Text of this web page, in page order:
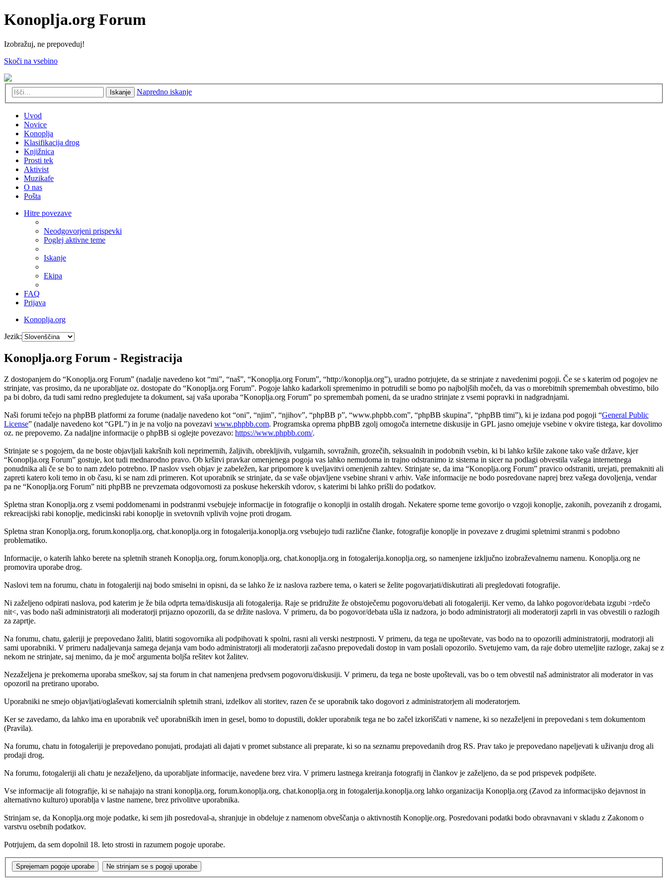
Konoplja.org Forum
Izobražuj, ne prepoveduj!
Skoči na vsebino
Iskanje Napredno iskanje
Uvod
Novice
Konoplja
Klasifikacija drog
Knjižnica
Prosti tek
Aktivist
Muzikafe
O nas
Pošta
Hitre povezave
Neodgovorjeni prispevki
Poglej aktivne teme
Iskanje
Ekipa
FAQ
Prijava
Konoplja.org
Jezik:
Konoplja.org Forum - Registracija
Z dostopanjem do “Konoplja.org Forum” (nadalje navedeno kot “mi”, “naš”, “Konoplja.org Forum”, “http://konoplja.org”), uradno potrjujete, da se strinjate z navedenimi pogoji. Če se s katerim od pogojev ne
strinjate, vas prosimo, da ne uporabljate oz. dostopate do “Konoplja.org Forum”. Pogoje lahko kadarkoli spremenimo in potrudili se bomo po najboljših močeh, da vas o morebitnih spremembah obvestimo, bilo
pa bi dobro, da tudi sami redno pregledujete ta dokument, saj vaša uporaba “Konoplja.org Forum” po spremembah pomeni, da se uradno strinjate z vsemi popravki in nadgradnjami.
Naši forumi tečejo na phpBB platformi za forume (nadalje navedeno kot “oni”, “njim”, “njihov”, “phpBB p”, “www.phpbb.com”, “phpBB skupina”, “phpBB timi”), ki je izdana pod pogoji “General Public
License” (nadalje navedeno kot “GPL”) in je na voljo na povezavi www.phpbb.com. Programska oprema phpBB zgolj omogoča internetne diskusije in GPL jasno omejuje vsebine v okvire tistega, kar dovolimo
oz. ne prepovemo. Za nadaljne informacije o phpBB si oglejte povezavo: https://www.phpbb.com/.
Strinjate se s pogojem, da ne boste objavljali kakršnih koli neprimernih, žaljivih, obrekljivih, vulgarnih, sovražnih, grozečih, seksualnih in podobnih vsebin, ki bi lahko kršile zakone tako vaše države, kjer
“Konoplja.org Forum” gostuje, kot tudi mednarodno pravo. Ob kršitvi pravkar omenjenega pogoja vas lahko nemudoma in trajno odstranimo iz sistema in sicer na podlagi obvestila vašega internetnega
ponudnika ali če se bo to nam zdelo potrebno. IP naslov vseh objav je zabeležen, kar pripomore k uveljavitvi omenjenih zahtev. Strinjate se, da ima “Konoplja.org Forum” pravico odstraniti, urejati, premakniti ali
zapreti katero koli temo in ob času, ki se nam zdi primeren. Kot uporabnik se strinjate, da se vaše objavljene vsebine shrani v arhiv. Vaše informacije ne bodo posredovane naprej brez vašega dovoljenja, vendar
pa ne “Konoplja.org Forum” niti phpBB ne prevzemata odgovornosti za poskuse hekerskih vdorov, s katerimi bi lahko prišli do podatkov.
Spletna stran Konoplja.org z vsemi poddomenami in podstranmi vsebujeje informacije in fotografije o konoplji in ostalih drogah. Nekatere sporne teme govorijo o vzgoji konoplje, zakonih, povezanih z drogami,
rekreacijski rabi konoplje, medicinski rabi konoplje in svetovnih vplivih vojne proti drogam.
Spletna stran Konoplja.org, forum.konoplja.org, chat.konoplja.org in fotogalerija.konoplja.org vsebujejo tudi različne članke, fotografije konoplje in povezave z drugimi spletnimi stranmi s podobno
problematiko.
Informacije, o katerih lahko berete na spletnih straneh Konoplja.org, forum.konoplja.org, chat.konoplja.org in fotogalerija.konoplja.org, so namenjene izključno izobraževalnemu namenu. Konoplja.org ne
promovira uporabe drog.
Naslovi tem na forumu, chatu in fotogaleriji naj bodo smiselni in opisni, da se lahko že iz naslova razbere tema, o kateri se želite pogovarjati/diskutirati ali pregledovati fotografije.
Ni zaželjeno odpirati naslova, pod katerim je že bila odprta tema/diskusija ali fotogalerija. Raje se pridružite že obstoječemu pogovoru/debati ali fotogaleriji. Ker vemo, da lahko pogovor/debata izgubi >rdečo
nit<, vas bodo naši administratorji ali moderatorji prijazno opozorili, da se držite naslova. V primeru, da bo pogovor/debata ušla iz nadzora, jo bodo administratorji ali moderatorji zaprli in vas obvestili o razlogih
za zaprtje.
Na forumu, chatu, galeriji je prepovedano žaliti, blatiti sogovornika ali podpihovati k spolni, rasni ali verski nestrpnosti. V primeru, da tega ne upoštevate, vas bodo na to opozorili administratorji, modratorji ali
sami uporabniki. V primeru nadaljevanja samega dejanja vam bodo administratorji ali moderatorji začasno prepovedali dostop in vam poslali opozorilo. Svetujemo vam, da raje dobro utemeljite razloge, zakaj se z
nekom ne strinjate, saj menimo, da je moč argumenta boljša rešitev kot žalitev.
Nezaželjena je prekomerna uporaba smeškov, saj sta forum in chat namenjena predvsem pogovoru/diskusiji. V primeru, da tega ne boste upoštevali, vas bo o tem obvestil naš administrator ali moderator in vas
opozoril na pretirano uporabo.
Uporabniki ne smejo objavljati/oglaševati komercialnih spletnih strani, izdelkov ali storitev, razen če se uporabnik tako dogovori z administratorjem ali moderatorjem.
Ker se zavedamo, da lahko ima en uporabnik več uporabniških imen in gesel, bomo to dopustili, dokler uporabnik tega ne bo začel izkoriščati v namene, ki so nezaželjeni in prepovedani s tem dokumentom
(Pravila).
Na forumu, chatu in fotogaleriji je prepovedano ponujati, prodajati ali dajati v promet substance ali preparate, ki so na seznamu prepovedanih drog RS. Prav tako je prepovedano napeljevati k uživanju drog ali
prodaji drog.
Na forumu, fotogaleriji ali chatu je nezaželjeno, da uporabljate informacije, navedene brez vira. V primeru lastnega kreiranja fotografij in člankov je zaželjeno, da se pod prispevek podpišete.
Vse informacije ali fotografije, ki se nahajajo na strani konoplja.org, forum.konoplja.org, chat.konoplja.org in fotogalerija.konoplja.org lahko organizacija Konoplja.org (Zavod za informacijsko dejavnost in
alternativno kulturo) uporablja v lastne namene, brez privolitve uporabnika.
Strinjam se, da Konoplja.org moje podatke, ki sem jih posredoval-a, shranjuje in obdeluje z namenom obveščanja o aktivnostih Konoplje.org. Posredovani podatki bodo obravnavani v skladu z Zakonom o
varstvu osebnih podatkov.
Potrjujem, da sem dopolnil 18. leto strosti in razumem pogoje uporabe.